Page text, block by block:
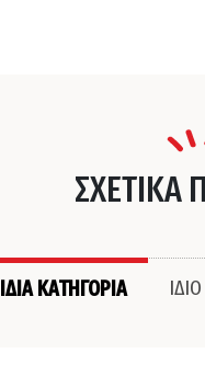
ΣΧΕΤΙΚΑ
ΙΔΙΑ ΚΑΤΗΓΟΡΙΑ